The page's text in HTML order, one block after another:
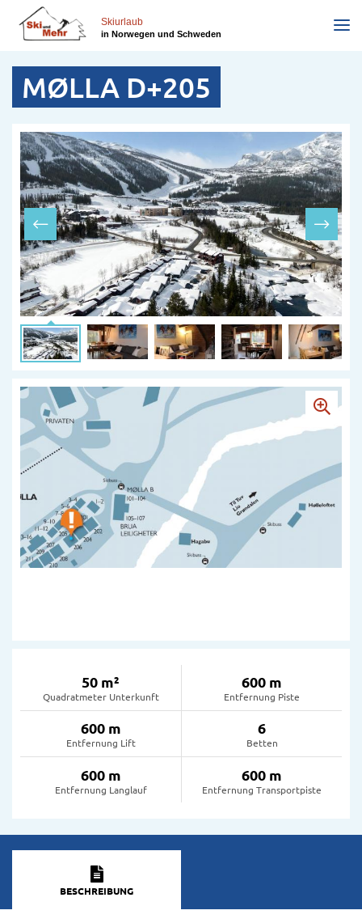
zum
Inhalt
Skiurlaub
in Norwegen und Schweden
MØLLA D+205
50 m²
Quadratmeter Unterkunft
600 m
Entfernung Piste
600 m
Entfernung Lift
6
Betten
600 m
Entfernung Langlauf
600 m
Entfernung Transportpiste
BESCHREIBUNG